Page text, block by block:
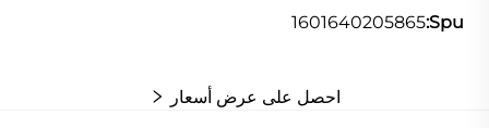
Spu:
1601640205865
احصل على عرض أسعار